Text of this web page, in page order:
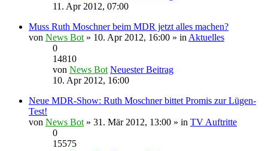
11. Apr 2012, 07:00
Muss Ruth Moschner beim MDR jetzt alles machen?
von News Bot » 10. Apr 2012, 16:00 » in Aktuelles
0
14810
von News Bot Neuester Beitrag
10. Apr 2012, 16:00
Neue MDR-Show: Ruth Moschner bittet Promis zur Lügen-
Test!
von News Bot » 31. Mär 2012, 13:00 » in TV Auftritte
0
15575